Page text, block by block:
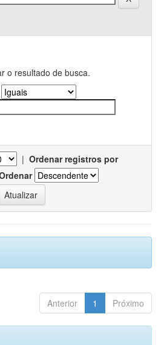
o resultado de busca.
| Ordenar registros por
Anterior 1 Próximo